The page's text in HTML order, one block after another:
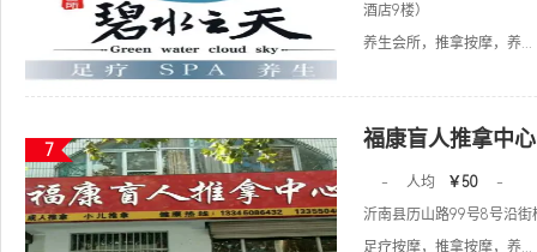
酒店9楼）
养生会所，推拿按摩，养...
7 福康盲人推拿中心
- 人均 ￥50
-
沂南县历山路99号8号沿街
足疗按摩，推拿按摩，养...